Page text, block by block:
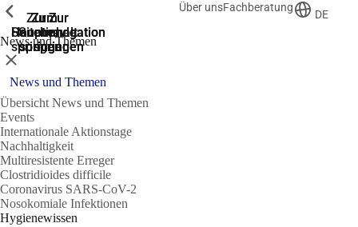
Zur
Suche
springen
Zur
Hauptnavigation
springen
Zur
Hauptnavigation
springen
Zum
Hauptinhalt
springen
Zum
Seitenende
springen
Über unsFachberatung
DE
News und Themen
Zeige vorherige
Schließen
News und Themen
Übersicht News und Themen
Events
Internationale Aktionstage
Nachhaltigkeit
Multiresistente Erreger
Clostridioides difficile
Coronavirus SARS-CoV-2
Nosokomiale Infektionen
Hygienewissen
Zeige vorherige
Zeige vorherige